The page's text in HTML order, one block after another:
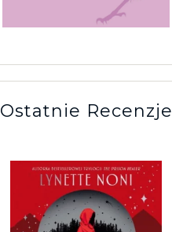
Ostatnie Recenzje